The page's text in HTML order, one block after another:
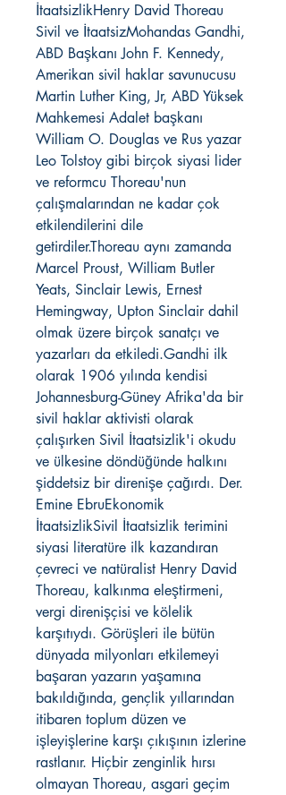
İtaatsizlikHenry David Thoreau
Sivil ve İtaatsizMohandas Gandhi,
ABD Başkanı John F. Kennedy,
Amerikan sivil haklar savunucusu
Martin Luther King, Jr, ABD Yüksek
Mahkemesi Adalet başkanı
William O. Douglas ve Rus yazar
Leo Tolstoy gibi birçok siyasi lider
ve reformcu Thoreau'nun
çalışmalarından ne kadar çok
etkilendilerini dile
getirdiler.Thoreau aynı zamanda
Marcel Proust, William Butler
Yeats, Sinclair Lewis, Ernest
Hemingway, Upton Sinclair dahil
olmak üzere birçok sanatçı ve
yazarları da etkiledi.Gandhi ilk
olarak 1906 yılında kendisi
Johannesburg-Güney Afrika'da bir
sivil haklar aktivisti olarak
çalışırken Sivil İtaatsizlik'i okudu
ve ülkesine döndüğünde halkını
şiddetsiz bir direnişe çağırdı. Der.
Emine EbruEkonomik
İtaatsizlikSivil İtaatsizlik terimini
siyasi literatüre ilk kazandıran
çevreci ve natüralist Henry David
Thoreau, kalkınma eleştirmeni,
vergi direnişçisi ve kölelik
karşıtıydı. Görüşleri ile bütün
dünyada milyonları etkilemeyi
başaran yazarın yaşamına
bakıldığında, gençlik yıllarından
itibaren toplum düzen ve
işleyişlerine karşı çıkışının izlerine
rastlanır. Hiçbir zenginlik hırsı
olmayan Thoreau, asgari geçim